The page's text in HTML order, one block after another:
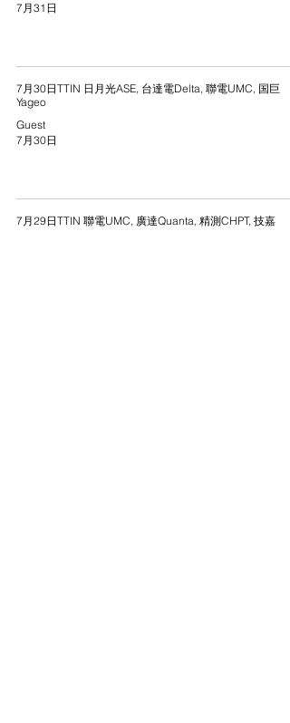
7月31日
7月30日TTIN 日月光ASE, 台達電Delta, 聯電UMC, 国巨
Yageo
Guest
7月30日
7月29日TTIN 聯電UMC, 廣達Quanta, 精測CHPT, 技嘉